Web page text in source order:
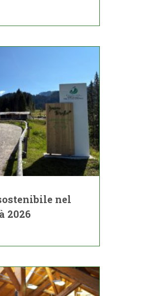
nel
2026